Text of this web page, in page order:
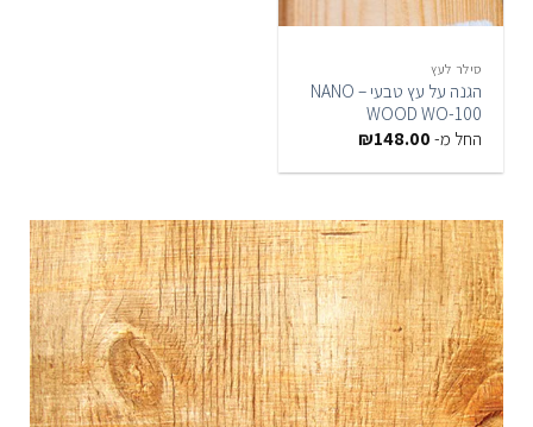
סילר לעץ
הגנה על עץ טבעי – NANO
WOOD WO-100
החל מ-
₪148.00